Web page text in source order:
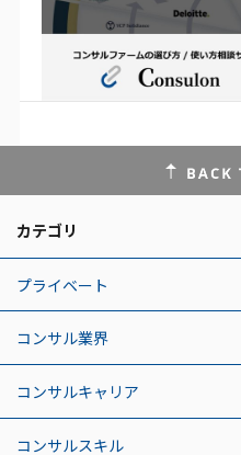
カテゴリ
プライベート
コンサル業界
コンサルキャリア
コンサルスキル